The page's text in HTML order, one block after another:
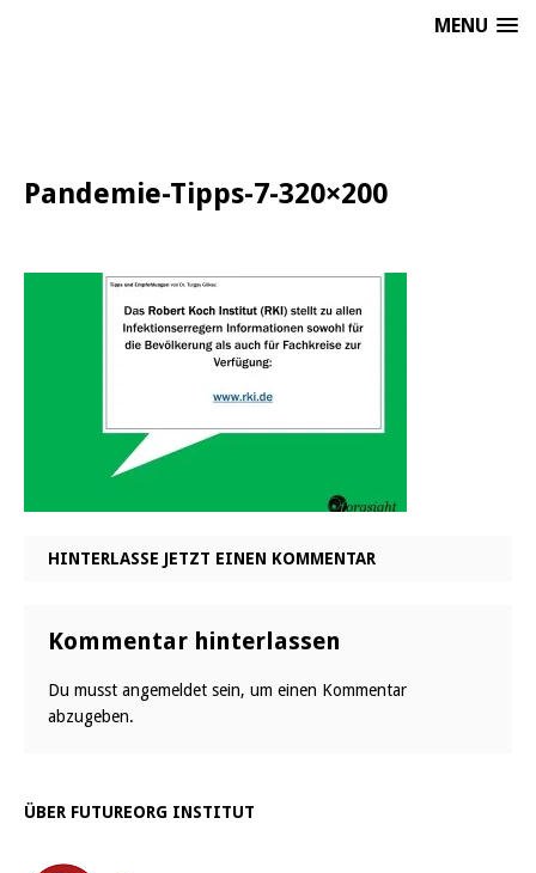
MENU
Pandemie-Tipps-7-320×200
HINTERLASSE JETZT EINEN KOMMENTAR
Kommentar hinterlassen
Du musst angemeldet sein, um einen Kommentar
abzugeben.
ÜBER FUTUREORG INSTITUT